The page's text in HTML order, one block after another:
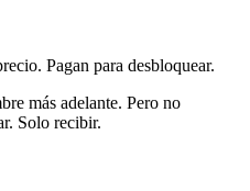
Pagan para desbloquear.
más adelante. Pero no
Solo recibir.